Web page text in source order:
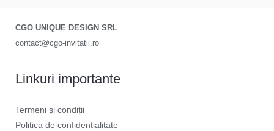
CGO UNIQUE DESIGN SRL
contact@cgo-invitatii.ro
Linkuri importante
Termeni și condiții
Politica de confidențialitate